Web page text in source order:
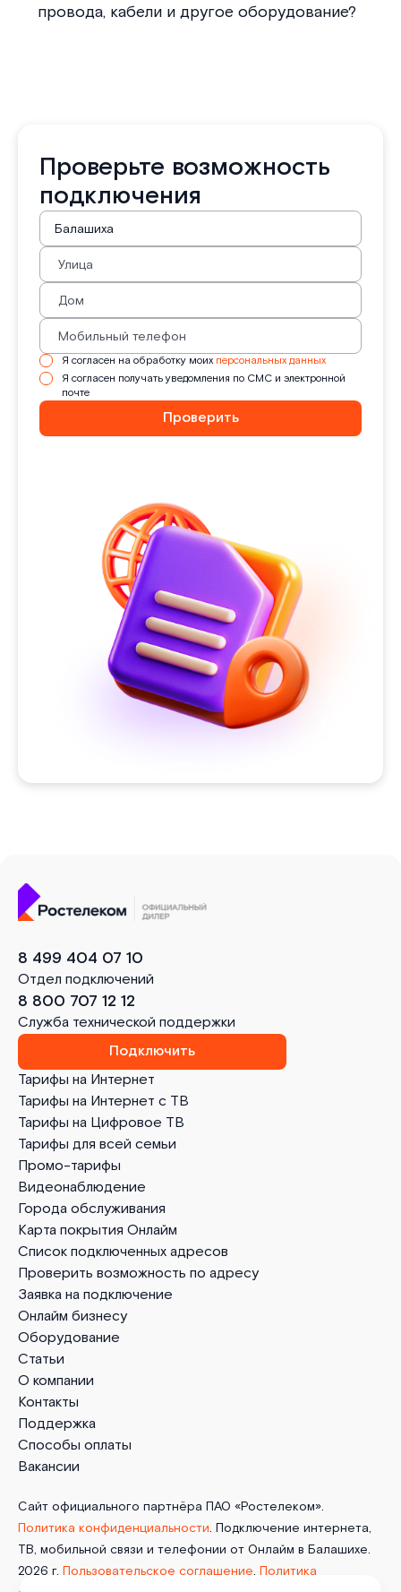
провода, кабели и другое оборудование?
Проверьте возможность
подключения
Я согласен на обработку моих персональных данных
Я согласен получать уведомления по СМС и электронной
почте
Проверить
Тарифы на Интернет
Тарифы на Интернет с ТВ
Тарифы на Цифровое ТВ
Тарифы для всей семьи
Промо-тарифы
Видеонаблюдение
Города обслуживания
Карта покрытия Онлайм
Список подключенных адресов
Проверить возможность по адресу
Заявка на подключение
Онлайм бизнесу
Оборудование
Статьи
О компании
Контакты
Поддержка
Способы оплаты
Вакансии
8 499 404 07 10
Отдел подключений
8 800 707 12 12
Служба технической поддержки
Подключить
Сайт официального партнёра ПАО «Ростелеком».
Политика конфиденциальности. Подключение интернета,
ТВ, мобильной связи и телефонии от Онлайм в Балашихе.
2026 г. Пользовательское соглашение. Политика